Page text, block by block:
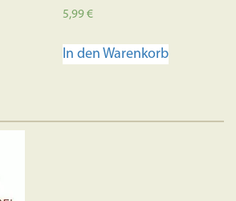
5,99€
In den Warenkorb